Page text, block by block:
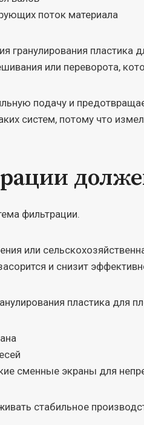
поток материала
гранулирования пластика
или переворота,
подачу и
систем, потому что
фильтрации.
или
и снизит
пластика для
сменные экраны для
стабильное